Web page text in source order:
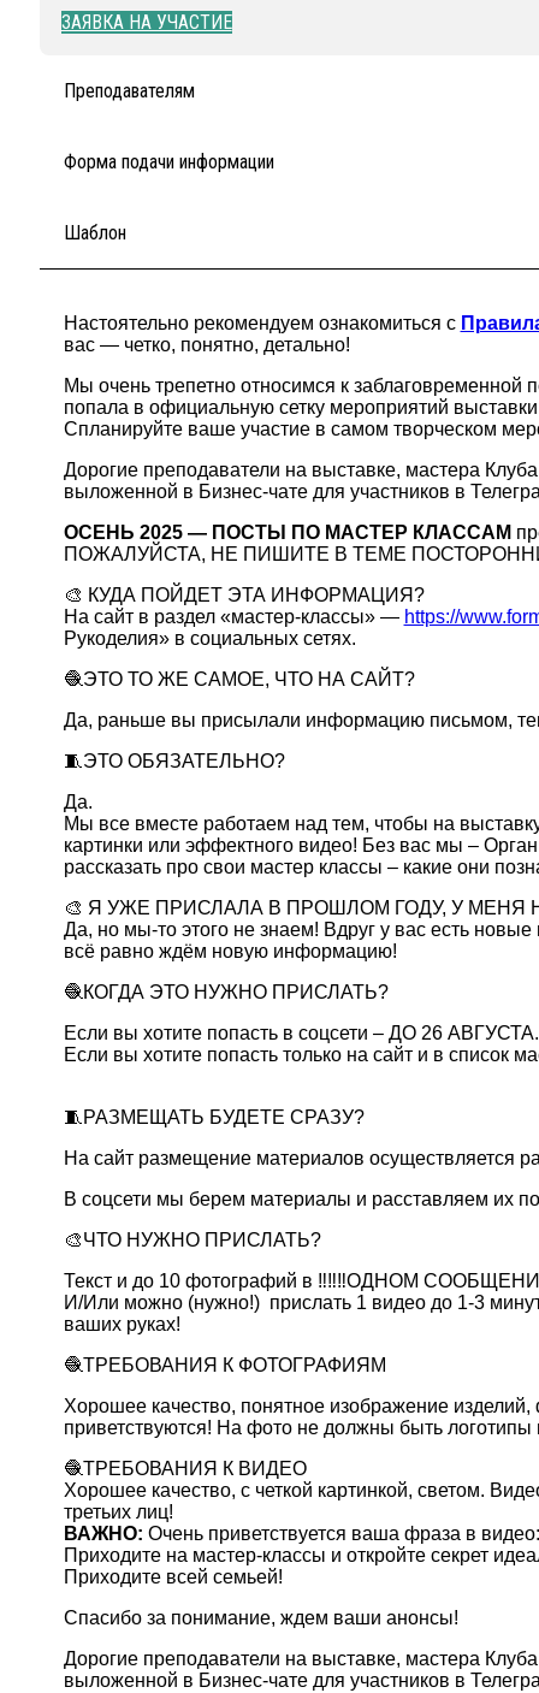
ЗАЯВКА НА УЧАСТИЕ
Преподавателям
Форма подачи информации
Шаблон
Настоятельно рекомендуем ознакомиться с
вас — четко, понятно, детально!
Мы очень трепетно относимся к
попала в официальную сетку мероприятий
Спланируйте ваше участие в самом творческом
Дорогие преподаватели на выставке, мастера
выложенной в Бизнес-чате для участников в
ОСЕНЬ 2025 — ПОСТЫ ПО МАСТЕР КЛАССАМ
ПОЖАЛУЙСТА, НЕ ПИШИТЕ В ТЕМЕ
🎨 КУДА ПОЙДЕТ ЭТА ИНФОРМАЦИЯ?
На сайт в раздел «мастер-классы» — https://
Рукоделия» в социальных сетях.
🧶ЭТО ТО ЖЕ САМОЕ, ЧТО НА САЙТ?
Да, раньше вы присылали информацию письмом,
🧵ЭТО ОБЯЗАТЕЛЬНО?
Да.
Мы все вместе работаем над тем, чтобы на
картинки или эффектного видео! Без вас мы –
рассказать про свои мастер классы – какие они
🎨 Я УЖЕ ПРИСЛАЛА В ПРОШЛОМ ГОДУ, У
Да, но мы-то этого не знаем! Вдруг у вас есть
всё равно ждём новую информацию!
🧶КОГДА ЭТО НУЖНО ПРИСЛАТЬ?
Если вы хотите попасть в соцсети – ДО 26 АВГУСТА.
Если вы хотите попасть только на сайт и в
🧵РАЗМЕЩАТЬ БУДЕТЕ СРАЗУ?
На сайт размещение материалов осуществляется
В соцсети мы берем материалы и расставляем их
🎨ЧТО НУЖНО ПРИСЛАТЬ?
Текст и до 10 фотографий в ‼️‼️‼️ОДНОМ
И/Или можно (нужно!) прислать 1 видео до 1-3
ваших руках!
🧶ТРЕБОВАНИЯ К ФОТОГРАФИЯМ
Хорошее качество, понятное изображение
приветствуются! На фото не должны быть логотипы
🧶ТРЕБОВАНИЯ К ВИДЕО
Хорошее качество, с четкой картинкой, светом.
третьих лиц!
ВАЖНО: Очень приветствуется ваша фраза в видео:
Приходите на мастер-классы и откройте секрет
Приходите всей семьей!
Спасибо за понимание, ждем ваши анонсы!
Дорогие преподаватели на выставке, мастера
выложенной в Бизнес-чате для участников в